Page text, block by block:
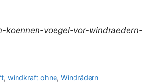
voegel-vor-windraedern-
,windkraft ohne,Windrädern